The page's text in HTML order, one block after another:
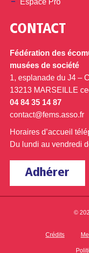
Espace Pro
CONTACT
Fédération des
musées de société
1, esplanade du J4 –
13213 MARSEILLE
04 84 35 14 87
contact@fems.asso.fr
Horaires d’accueil
Du lundi au vendredi
Adhérer
©
Crédits